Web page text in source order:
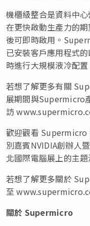
機櫃級整合是資料中
在更快啟動生產力的
後可即時啟用。
已安裝客戶應用程式
時進行大規模液冷配置
若想了解更多有關
展期間與Supermicro
訪
歡迎觀看 Supermicro
別嘉賓NVIDIA創辦人
北國際電腦展上的主題
若想了解更多關於
至
關於 Supermicro